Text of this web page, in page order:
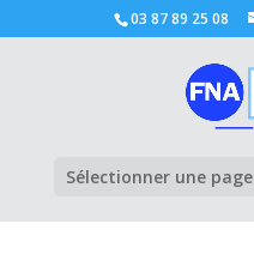
03 87 89 25 08
Sélectionner une page